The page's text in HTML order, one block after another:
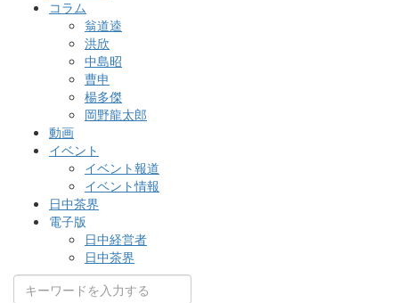
コラム
翁道逵
洪欣
中島昭
曹申
楊多傑
岡野龍太郎
動画
イベント
イベント報道
イベント情報
日中茶界
電子版
日中経営者
日中茶界